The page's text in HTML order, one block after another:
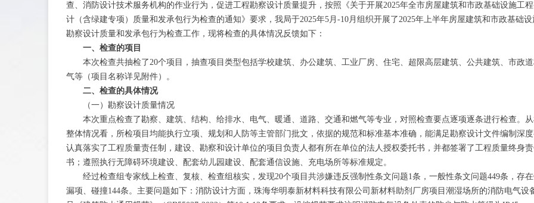
查、消防设计技术服务机构的作业行为，促进工程勘察设计质量提升，按照《关于开展2025年全市房屋建筑和市政基础设施工
计（含绿建专项）质量和发承包行为检查的通知》要求，我局于2025年5月-10月组织开展了2025年上半年房屋建筑和市政基础
勘察设计质量和发承包行为检查工作，现将检查的具体情况反馈如下：
一、检查的项目
本次检查共抽检了20个项目，抽查项目类型包括学校建筑、办公建筑、工业厂房、住宅、超限高层建筑、公共建筑、市政
气等（项目名称详见附件）。
二、检查的具体情况
（一）勘察设计质量情况
本次重点检查了勘察、建筑、结构、给排水、电气、暖通、道路、交通和燃气等专业，对照检查要点逐项逐条进行检查。
整体情况看，所检项目均能执行立项、规划和人防等主管部门批文，依据的规范和标准基本准确，能满足勘察设计文件编制深
认真落实了工程质量责任制，建设、勘察和设计单位的项目负责人都有所在单位的法人授权委托书，并都签署了工程质量终身
书；遵照执行无障碍环境建设、配套幼儿园建设、配套通信设施、充电场所等标准规定。
经过检查组专家线上检查、复核、检查组核实，发现20个项目共涉嫌违反强制性条文问题1条，一般性条文问题449条，存
漏项、碰撞144条。主要问题如下：消防设计方面，珠海华明泰新材料科技有限公司新材料助剂厂房项目潮湿场所的消防电气设